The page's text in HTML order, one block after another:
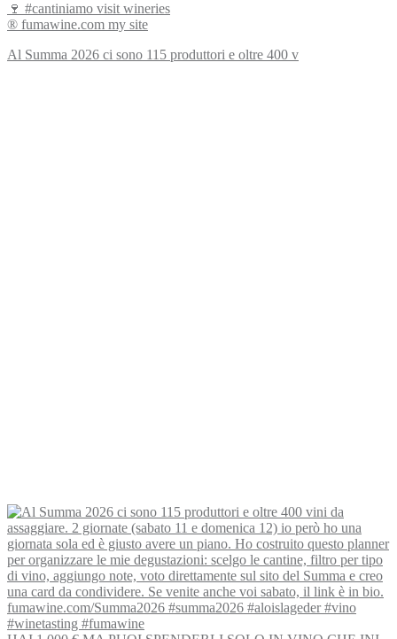
🍷 #cantiniamo visit wineries
® fumawine.com my site
Al Summa 2026 ci sono 115 produttori e oltre 400 v